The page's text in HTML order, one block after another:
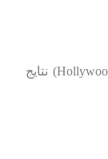
در ترکیب با پیلینگ کربنی (Hollywood Peel) نتایج